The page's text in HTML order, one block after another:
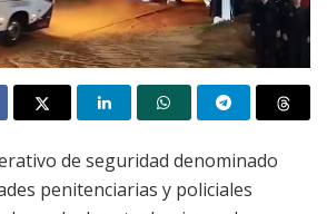
de seguridad denominado
penitenciarias y policiales